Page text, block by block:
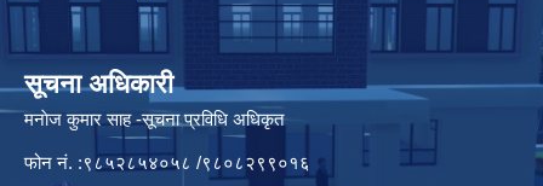
सूचना अधिकारी
मनाेज कुमार साह -सूचना प्रविधि अधिकृत
फोन नं. :९८५२८५४०५८ /९८०८२९९०१६